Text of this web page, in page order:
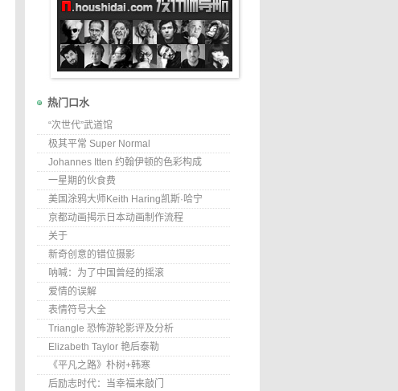
热门口水
“次世代”武道馆
极其平常 Super Normal
Johannes Itten 约翰伊顿的色彩构成
一星期的伙食费
美国涂鸦大师Keith Haring凯斯·哈宁
京都动画揭示日本动画制作流程
关于
新奇创意的错位摄影
呐喊：为了中国曾经的摇滚
爱情的误解
表情符号大全
Triangle 恐怖游轮影评及分析
Elizabeth Taylor 艳后泰勒
《平凡之路》朴树+韩寒
后励志时代：当幸福来敲门